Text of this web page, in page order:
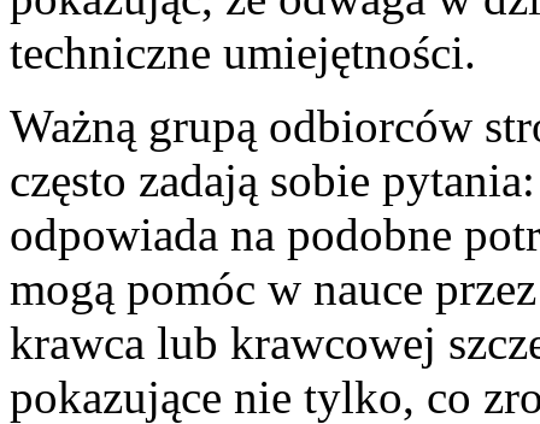
techniczne umiejętności.
Ważną grupą odbiorców
często zadają sobie
odpowiada na podobne
mogą pomóc w nauce
krawca lub krawcowej
pokazujące nie tylko, co